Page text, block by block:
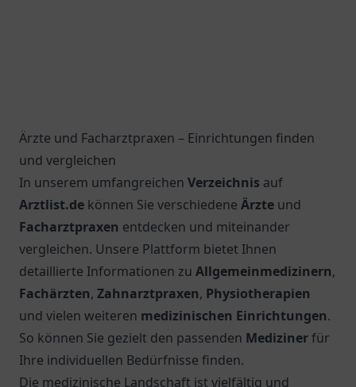
Ärzte und Facharztpraxen – Einrichtungen finden
und vergleichen
In unserem umfangreichen Verzeichnis auf
Arztlist.de können Sie verschiedene Ärzte und
Facharztpraxen entdecken und miteinander
vergleichen. Unsere Plattform bietet Ihnen
detaillierte Informationen zu Allgemeinmedizinern,
Fachärzten, Zahnarztpraxen, Physiotherapien
und vielen weiteren medizinischen Einrichtungen.
So können Sie gezielt den passenden Medizinerfür
Ihre individuellen Bedürfnisse finden.
Die medizinische Landschaft ist vielfältig und